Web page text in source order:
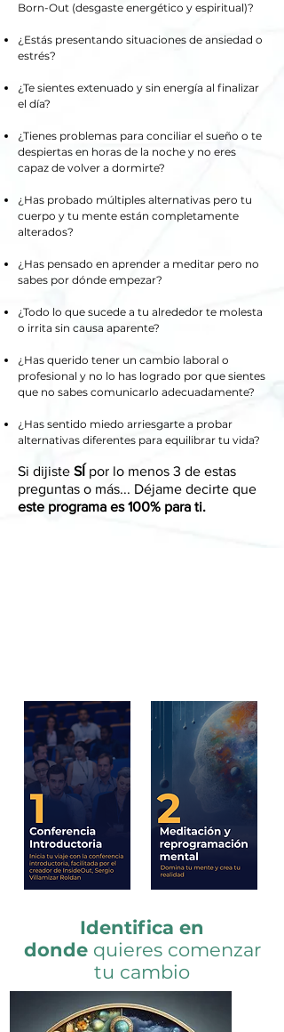
Born-Out (desgaste energético y espiritual)?
¿Estás presentando situaciones de ansiedad o
estrés?
¿Te sientes extenuado y sin energía al finalizar
el día?
¿Tienes problemas para conciliar el sueño o te
despiertas en horas de la noche y no eres
capaz de volver a dormirte?
¿Has probado múltiples alternativas pero tu
cuerpo y tu mente están completamente
alterados?
¿Has pensado en aprender a meditar pero no
sabes por dónde empezar?
¿Todo lo que sucede a tu alrededor te molesta
o irrita sin causa aparente?
¿Has querido tener un cambio laboral o
profesional y no lo has logrado por que sientes
que no sabes comunicarlo adecuadamente?
¿Has sentido miedo arriesgarte a probar
alternativas diferentes para equilibrar tu vida?
Si dijiste SÍ por lo menos 3 de estas
preguntas o más... Déjame decirte que
este programa es 100% para ti.
Identifica en
donde quieres comenzar
tu cambio